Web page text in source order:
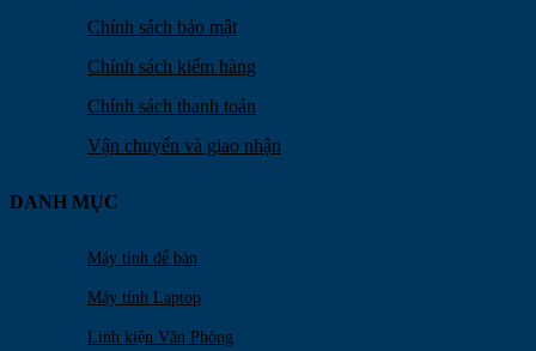
Chính sách bảo mật
Chính sách kiểm hàng
Chính sách thanh toán
Vận chuyển và giao nhận
DANH MỤC
Máy tính để bàn
Máy tính Laptop
Linh kiện Văn Phòng